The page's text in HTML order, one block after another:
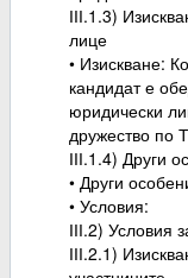
ІІІ.1.3)
лице
• Изискване:
кандидат е
юридически
дружество по
ІІІ.1.4) Други
• Други
• Условия:
ІІІ.2) Условия
ІІІ.2.1)